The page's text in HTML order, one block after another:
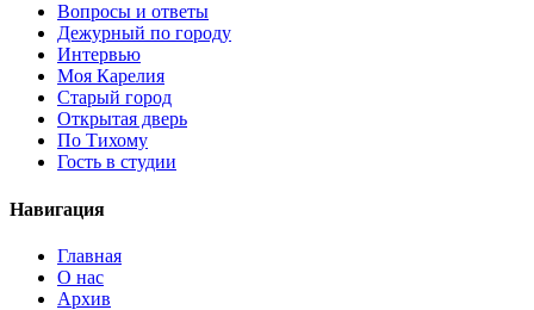
Вопросы и ответы
Дежурный по городу
Интервью
Моя Карелия
Старый город
Открытая дверь
По Тихому
Гость в студии
Навигация
Главная
О нас
Архив